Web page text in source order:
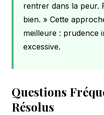
rentrer dans la peur.
bien. » Cette
meilleure : prudence
excessive.
Questions
Résolus